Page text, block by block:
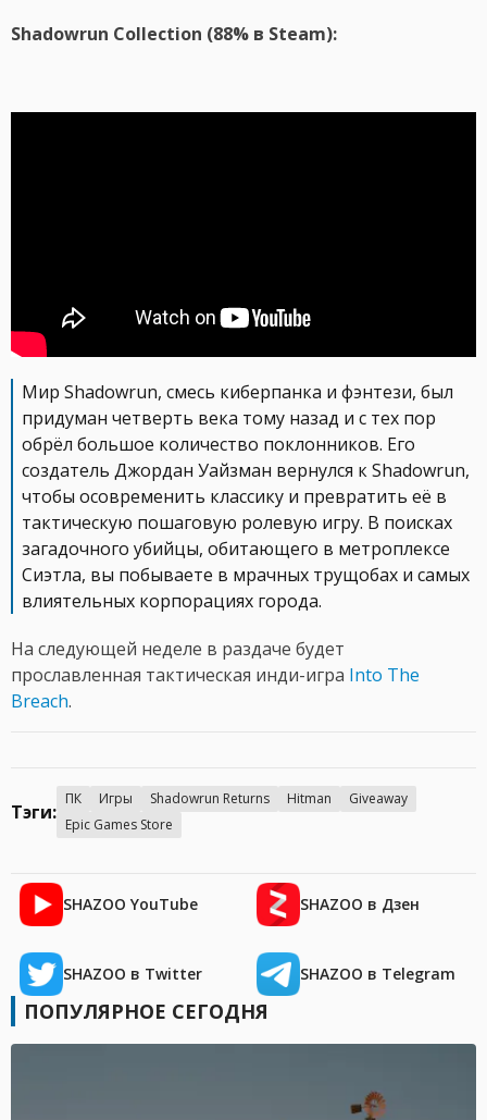
Shadowrun Collection (88% в Steam):
Мир Shadowrun, смесь киберпанка и фэнтези, был
придуман четверть века тому назад и c тех пор
обрёл большое количество поклонников. Его
создатель Джордан Уайзман вернулся к Shadowrun,
чтобы осовременить классику и превратить её в
тактическую пошаговую ролевую игру. В поисках
загадочного убийцы, обитающего в метроплексе
Сиэтла, вы побываете в мрачных трущобах и самых
влиятельных корпорациях города.
На следующей неделе в раздаче будет
прославленная тактическая инди-игра Into The
Breach.
Тэги:
ПК Игры Shadowrun Returns Hitman
Giveaway
Epic Games Store
SHAZOO YouTube SHAZOO в Дзен
SHAZOO в Twitter SHAZOO в Telegram
ПОПУЛЯРНОЕ СЕГОДНЯ